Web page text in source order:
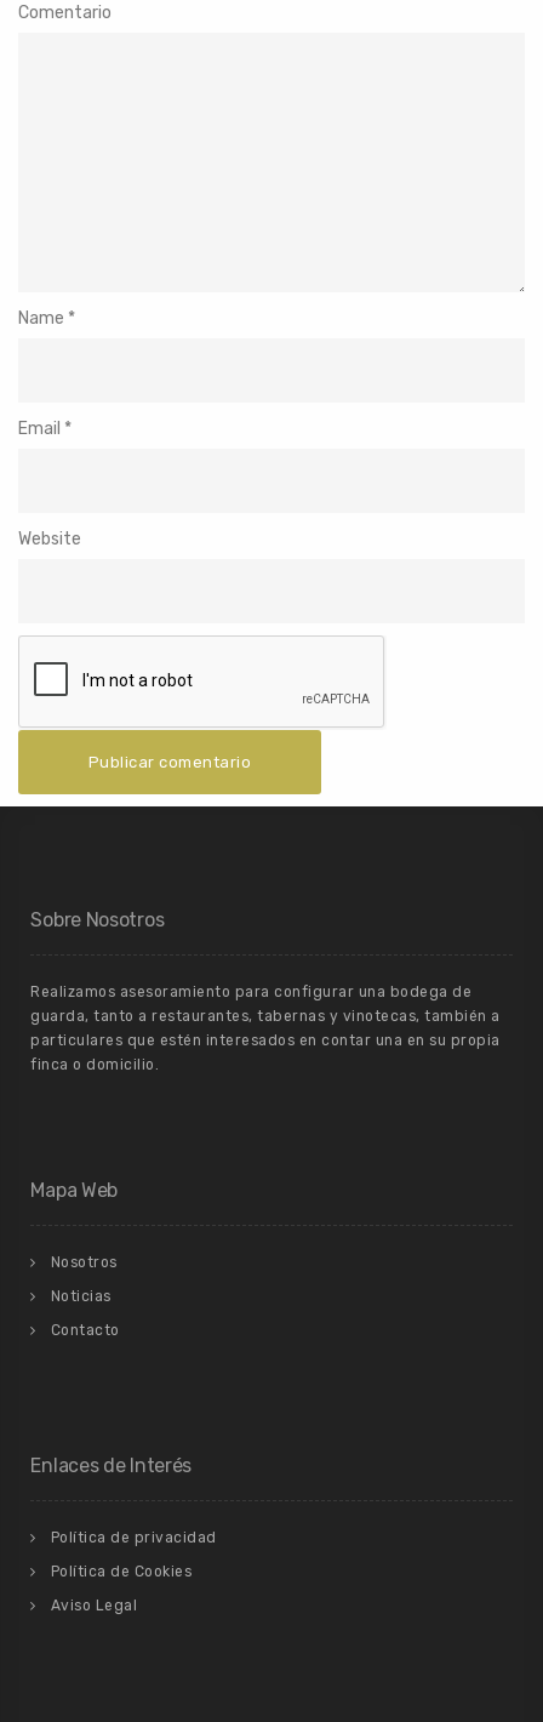
Comentario
Name *
Email *
Website
Sobre Nosotros
Realizamos asesoramiento para configurar una bodega de
guarda, tanto a restaurantes, tabernas y vinotecas, también a
particulares que estén interesados en contar una en su propia
finca o domicilio.
Mapa Web
Nosotros
Noticias
Contacto
Enlaces de Interés
Política de privacidad
Política de Cookies
Aviso Legal